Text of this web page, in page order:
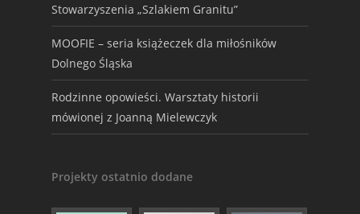
Stowarzyszenia „Szlakiem Granitu”
MOOFIE – seria książeczek dla miłośników
Dolnego Śląska
Rodzinne opowieści. Warsztaty historii
mówionej z Joanną Mielewczyk
Projekty ostatnio dodane